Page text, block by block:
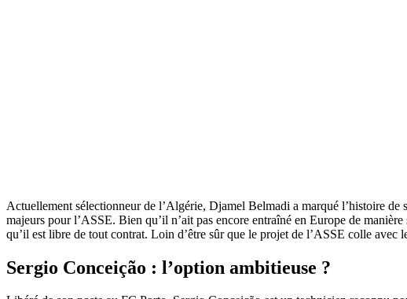
Actuellement sélectionneur de l’Algérie, Djamel Belmadi a marqué l’histoire
majeurs pour l’ASSE. Bien qu’il n’ait pas encore entraîné en Europe de
qu’il est libre de tout contrat. Loin d’être sûr que le projet de l’ASSE colle avec
Sergio Conceição : l’option ambitieuse ?